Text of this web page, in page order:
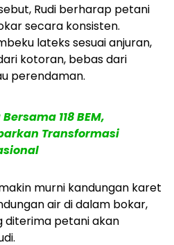
Rudi berharap petani
secara konsisten.
lateks sesuai anjuran,
kotoran, bebas dari
perendaman.
118 BEM,
Transformasi
murni kandungan karet
air di dalam bokar,
diterima petani akan